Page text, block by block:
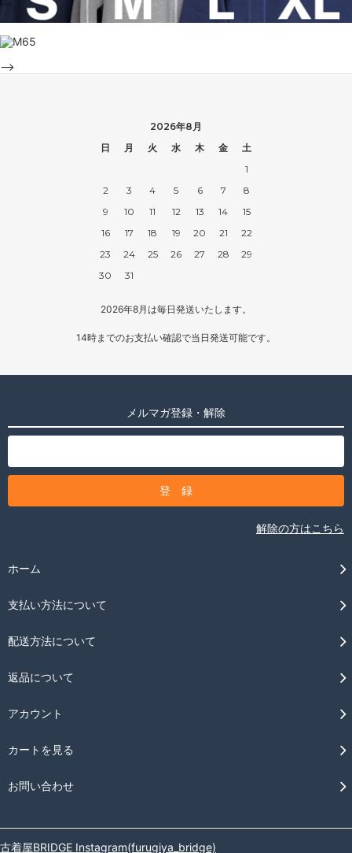
-->
2026年8月
日
月 火 水 木 金
土
1
2
3 4 5 6 7
8
9
10 11 12 13 14
15
16
17 18 19 20 21
22
23
24 25 26 27 28
29
30
31
2026年8月は毎日発送いたします。
14時までのお支払い確認で当日発送可能です。
メルマガ登録・解除
解除の方はこちら
ホーム
支払い方法について
配送方法について
返品について
アカウント
カートを見る
お問い合わせ
古着屋BRIDGE Instagram(furugiya_bridge)